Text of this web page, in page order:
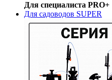
Для специалиста PRO+
Для садоводов SUPER